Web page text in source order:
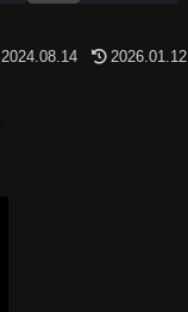
2024.08.14 2026.01.12